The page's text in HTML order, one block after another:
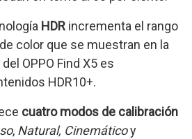
HDR incrementa el rango
color que se muestran en la
OPPO Find X5 es
HDR10+.
cuatro modos de calibración
, Natural, Cinemáticoy